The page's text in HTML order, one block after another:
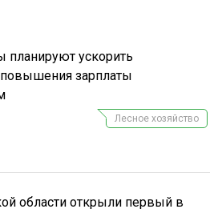
планируют ускорить
зарплаты
Лесное хозяйство
области открыли первый в